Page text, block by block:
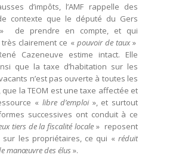
d’impôts, l’AMF rappelle des
contexte que le député du Gers
» de prendre en compte, et qui
clairement ce « pouvoir de taux»
Cazeneuve estime intact. Elle
que la taxe d’habitation sur les
n’est pas ouverte à toutes les
que la TEOM est une taxe affectée et
« libre d’emploi», et surtout
successives ont conduit à ce
tiers de la fiscalité locale » reposent
sur les propriétaires, ce qui « réduit
manœuvre des élus ».